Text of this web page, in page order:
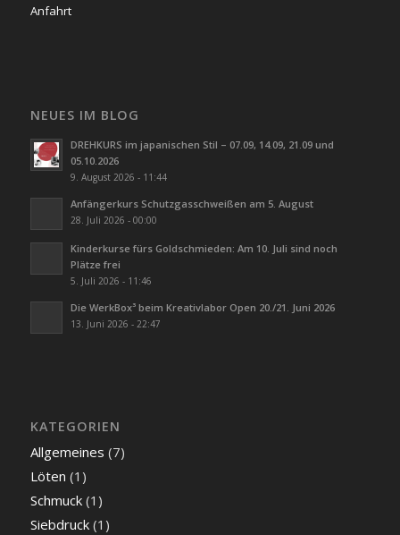
Anfahrt
NEUES IM BLOG
DREHKURS im japanischen Stil – 07.09, 14.09, 21.09 und
05.10.2026
9. August 2026 - 11:44
Anfängerkurs Schutzgasschweißen am 5. August
28. Juli 2026 - 00:00
Kinderkurse fürs Goldschmieden: Am 10. Juli sind noch
Plätze frei
5. Juli 2026 - 11:46
Die WerkBox³ beim Kreativlabor Open 20./21. Juni 2026
13. Juni 2026 - 22:47
KATEGORIEN
Allgemeines (7)
Löten (1)
Schmuck(1)
Siebdruck(1)